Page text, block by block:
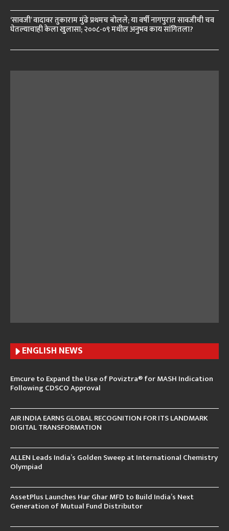
‘सावजी’ वादावर तुकाराम मुंढे प्रथमच बोलले; या वर्षी नागपुरात सावजीची चव
घेतल्याचाही केला खुलासा; २००८-०९ मधील अनुभव काय सांगितला?
ENGLISH NEWS
Emcure to Expand the Use of Poviztra® for MASH Indication
Following CDSCO Approval
AIR INDIA EARNS GLOBAL RECOGNITION FOR ITS LANDMARK
DIGITAL TRANSFORMATION
ALLEN Leads India’s Golden Sweep at International Chemistry
Olympiad
AssetPlus Launches Har Ghar MFD to Build India’s Next
Generation of Mutual Fund Distributor